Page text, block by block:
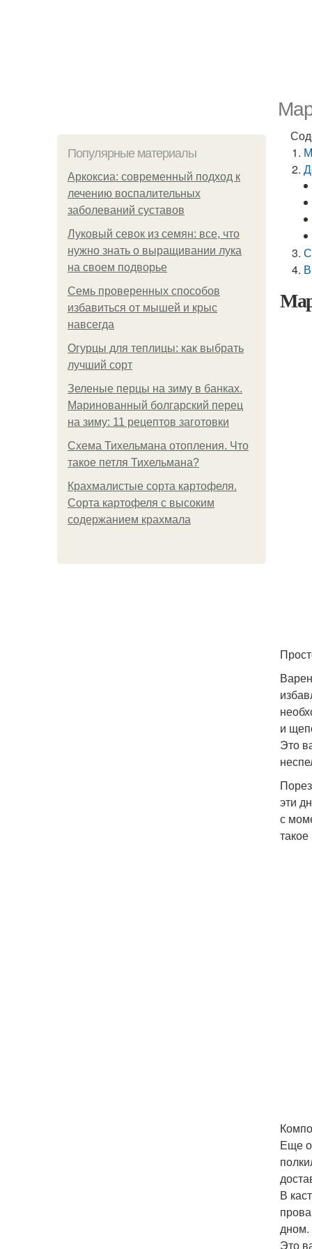
Популярные материалы
Аркоксиа: современный подход к
лечению воспалительных
заболеваний суставов
Луковый севок из семян: все, что
нужно знать о выращивании лука
на своем подворье
Семь проверенных способов
избавиться от мышей и крыс
навсегда
Огурцы для теплицы: как выбрать
лучший сорт
Зеленые перцы на зиму в банках.
Маринованный болгарский перец
на зиму: 11 рецептов заготовки
Схема Тихельмана отопления. Что
такое петля Тихельмана?
Крахмалистые сорта картофеля.
Сорта картофеля с высоким
содержанием крахмала
и
Это
эти
с
Еще
В
дном.
Это